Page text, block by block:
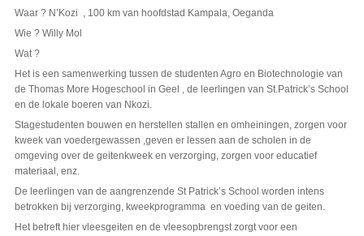
Waar ? N’Kozi , 100 km van hoofdstad Kampala, Oeganda
Wie ? Willy Mol
Wat ?
Het is een samenwerking tussen de studenten Agro en Biotechnologie van
de Thomas More Hogeschool in Geel , de leerlingen van St.Patrick’s School
en de lokale boeren van Nkozi.
Stagestudenten bouwen en herstellen stallen en omheiningen, zorgen voor
kweek van voedergewassen ,geven er lessen aan de scholen in de
omgeving over de geitenkweek en verzorging, zorgen voor educatief
materiaal, enz.
De leerlingen van de aangrenzende St Patrick’s School worden intens
betrokken bij verzorging, kweekprogramma en voeding van de geiten.
Het betreft hier vleesgeiten en de vleesopbrengst zorgt voor een